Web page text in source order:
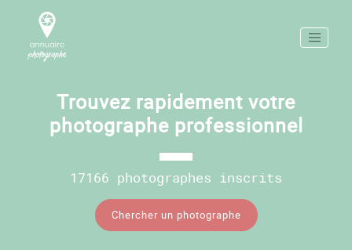
Trouvez rapidement votre
photographe professionnel
17166 photographes inscrits
Chercher un photographe